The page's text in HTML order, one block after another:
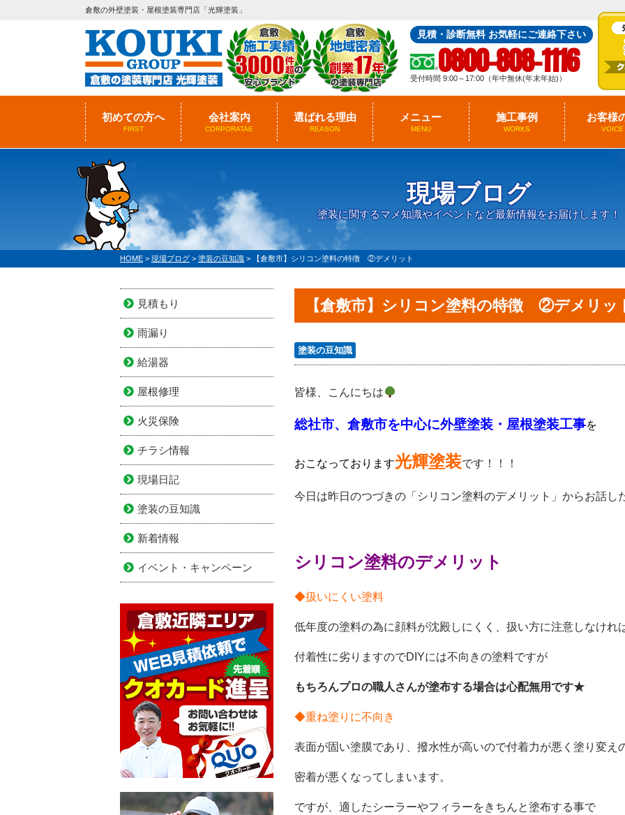
倉敷の外壁塗装・屋根塗装専門店「光輝塗装」
見積・診断無料 お気軽にご連絡下さい
0800-808-1116
受付時間 9:00～17:00（年中無休(年末年始)）
初めての方へ
FIRST
会社案内
CORPORATAE
選ばれる理由
REASON
メニュー
MENU
施工事例
WORKS
お客様
VOICE
現場ブログ
塗装に関するマメ知識やイベントなど最新情報をお届けします！
HOME > 現場ブログ > 塗装の豆知識 > 【倉敷市】シリコン塗料の特徴 ②デメリット
【倉敷市】シリコン塗料の特徴 ②デメリッ
塗装の豆知識
皆様、こんにちは
総社市、倉敷市を中心に外壁塗装・屋根塗装工事を
おこなっております光輝塗装です！！！
今日は昨日のつづきの「シリコン塗料のデメリット」からお話し
シリコン塗料のデメリット
◆扱いにくい塗料
低年度の塗料の為に顔料が沈殿しにくく、扱い方に注意しなけれ
付着性に劣りますのでDIYには不向きの塗料ですが
もちろんプロの職人さんが塗布する場合は心配無用です★
◆重ね塗りに不向き
表面が固い塗膜であり、撥水性が高いので付着力が悪く塗り変え
密着が悪くなってしまいます。
ですが、適したシーラーやフィラーをきちんと塗布する事で
見積もり
雨漏り
給湯器
屋根修理
火災保険
チラシ情報
現場日記
塗装の豆知識
新着情報
イベント・キャンペーン